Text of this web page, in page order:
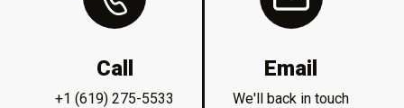
Call
+1 (619) 275-5533
Email
We'll back in touch